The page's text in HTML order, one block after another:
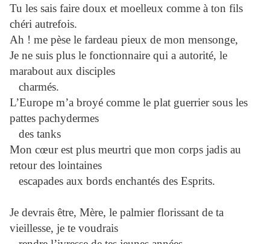
Tu les sais faire doux et moelleux comme à ton fils
chéri autrefois.
Ah ! me pèse le fardeau pieux de mon mensonge,
Je ne suis plus le fonctionnaire qui a autorité, le
marabout aux disciples
charmés.
L’Europe m’a broyé comme le plat guerrier sous les
pattes pachydermes
des tanks
Mon cœur est plus meurtri que mon corps jadis au
retour des lointaines
escapades aux bords enchantés des Esprits.
Je devrais être, Mère, le palmier florissant de ta
vieillesse, je te voudrais